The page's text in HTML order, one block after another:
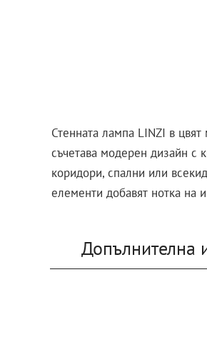
Стенната лампа LINZI в
съчетава модерен дизайн с
коридори, спални или
елементи добавят нотка на
Допълнителна